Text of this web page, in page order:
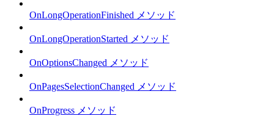
OnLongOperationFinished メソッド
OnLongOperationStarted メソッド
OnOptionsChanged メソッド
OnPagesSelectionChanged メソッド
OnProgress メソッド